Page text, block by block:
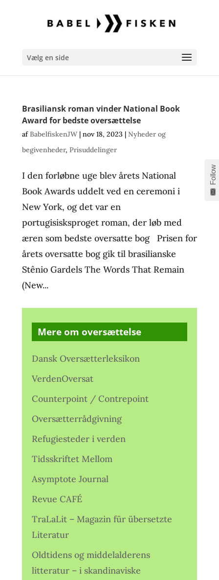
Vælg en side
Brasiliansk roman vinder National Book
Award for bedste oversættelse
afBabelfiskenJW| nov 18, 2023| Nyheder og
begivenheder, Prisuddelinger
I den forløbne uge blev årets National
Book Awards uddelt ved en ceremoni i
New York, og det var en
portugisisksproget roman, der løb med
æren som bedste oversatte bog Prisen for
årets oversatte bog gik til brasilianske
Stênio Gardels The Words That Remain
(New...
Mere om oversættelse
Dansk Oversætterleksikon
VerdenOversat
Counterpoint / Contrepoint
Oversætterrådgivning
Refugiesteder i verden
Tidsskriftet Mellom
Asymptote Journal
Revue CAFÉ
TraLaLit – Magazin für übersetzte
Literatur
Oldtidens og middelalderens
litteratur – i skandinaviske
Follow